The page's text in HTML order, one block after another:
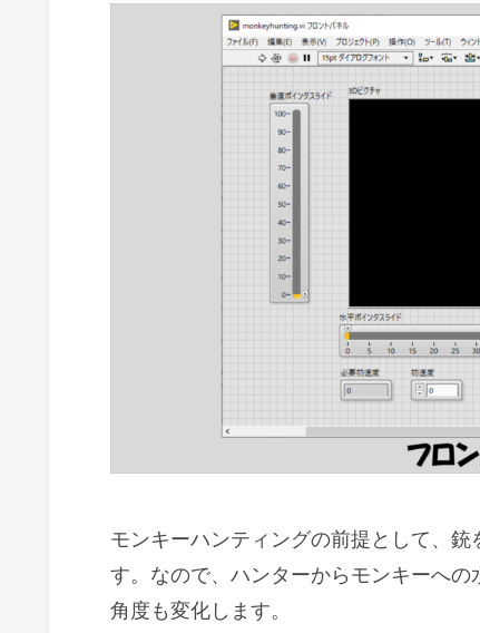
モンキーハンティングの前提として、
す。なので、ハンターからモンキーへ
角度も変化します。